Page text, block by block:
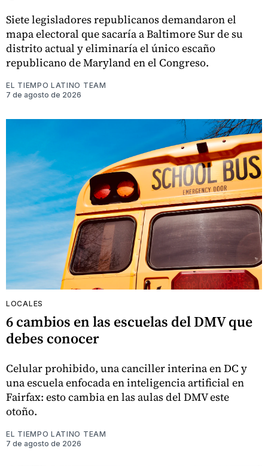
Siete legisladores republicanos demandaron el
mapa electoral que sacaría a Baltimore Sur de su
distrito actual y eliminaría el único escaño
republicano de Maryland en el Congreso.
EL TIEMPO LATINO TEAM
7 de agosto de 2026
LOCALES
6 cambios en las escuelas del DMV que
debes conocer
Celular prohibido, una canciller interina en DC y
una escuela enfocada en inteligencia artificial en
Fairfax: esto cambia en las aulas del DMV este
otoño.
EL TIEMPO LATINO TEAM
7 de agosto de 2026